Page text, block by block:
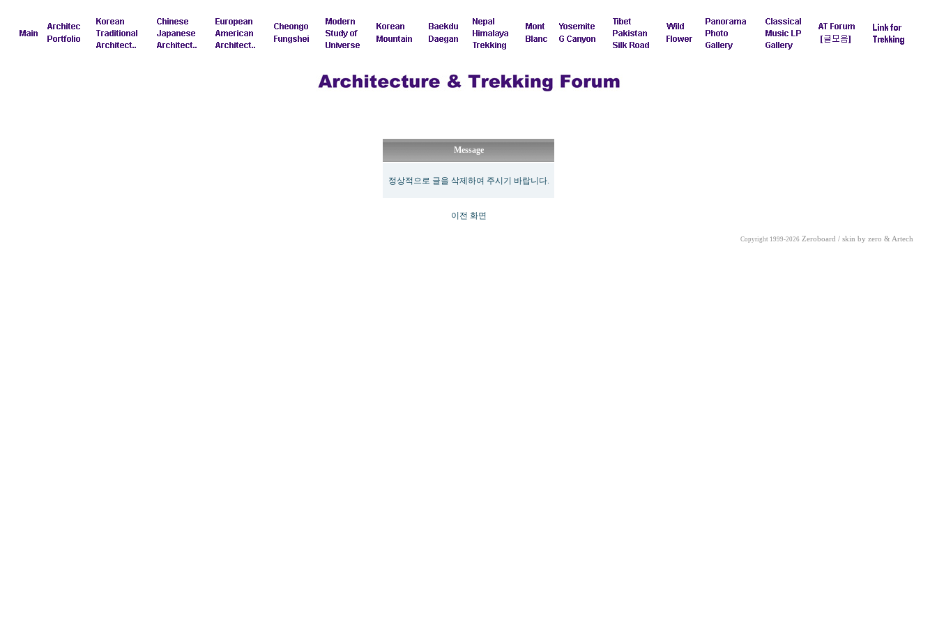
Message
정상적으로 글을 삭제하여 주시기 바랍니다.
이전 화면
Copyright 1999-2026 Zeroboard / skin by zero & Artech